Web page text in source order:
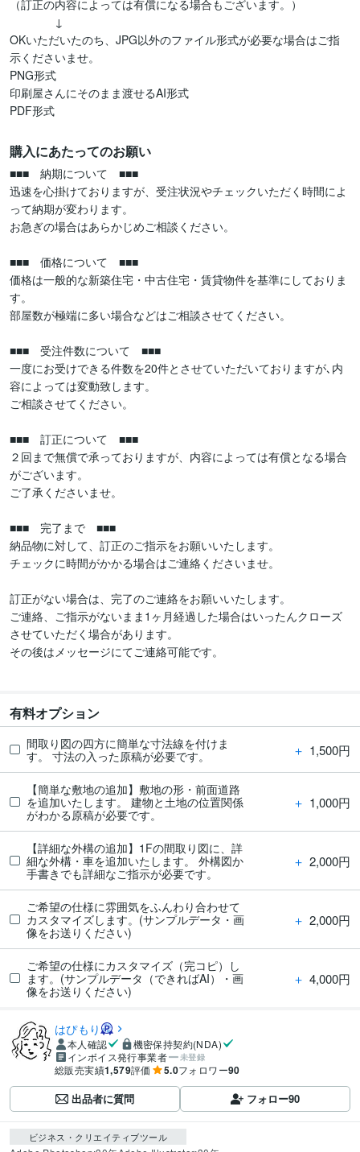
（訂正の内容によっては有償になる場合もございます。）
↓
OKいただいたのち、JPG以外のファイル形式が必要な場合はご指
示くださいませ。
PNG形式
印刷屋さんにそのまま渡せるAI形式
PDF形式
購入にあたってのお願い
■■■　納期について　■■■
迅速を心掛けておりますが、受注状況やチェックいただく時間によ
って納期が変わります。
お急ぎの場合はあらかじめご相談ください。
■■■　価格について　■■■
価格は一般的な新築住宅・中古住宅・賃貸物件を基準にしておりま
す。
部屋数が極端に多い場合などはご相談させてください。
■■■　受注件数について　■■■
一度にお受けできる件数を20件とさせていただいておりますが､内
容によっては変動致します。
ご相談させてください。
■■■　訂正について　■■■
２回まで無償で承っておりますが、内容によっては有償となる場合
がございます。
ご了承くださいませ。
■■■　完了まで　■■■
納品物に対して、訂正のご指示をお願いいたします。
チェックに時間がかかる場合はご連絡くださいませ。
訂正がない場合は、完了のご連絡をお願いいたします。
ご連絡、ご指示がないまま1ヶ月経過した場合はいったんクローズ
させていただく場合があります。
その後はメッセージにてご連絡可能です。
有料オプション
間取り図の四方に簡単な寸法線を付けま
す。 寸法の入った原稿が必要です。
＋ 1,500円
【簡単な敷地の追加】敷地の形・前面道路
を追加いたします。 建物と土地の位置関係
がわかる原稿が必要です。
＋ 1,000円
【詳細な外構の追加】1Fの間取り図に、詳
細な外構・車を追加いたします。 外構図か
手書きでも詳細なご指示が必要です。
＋ 2,000円
ご希望の仕様に雰囲気をふんわり合わせて
カスタマイズします。(サンプルデータ・画
像をお送りください)
＋ 2,000円
ご希望の仕様にカスタマイズ（完コピ）し
ます。(サンプルデータ（できればAI）・画
像をお送りください)
＋ 4,000円
はぴもり
本人確認
機密保持契約(NDA)
インボイス発行事業者
未登録
総販売実績1,579評価 5.0フォロワー90
出品者に質問 フォロー90
ビジネス・クリエイティブツール